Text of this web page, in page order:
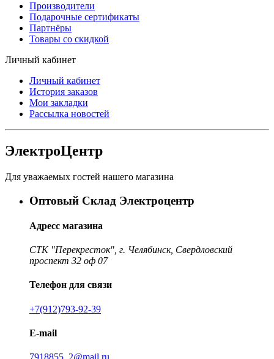
Производители
Подарочные сертификаты
Партнёры
Товары со скидкой
Личный кабинет
Личный кабинет
История заказов
Мои закладки
Рассылка новостей
ЭлектроЦентр
Для уважаемых гостей нашего магазина
Оптовый Склад Электроцентр
Адресс магазина
СТК "Перекресток", г. Челябинск, Свердловский
проспект 32 оф 07
Телефон для связи
+7(912)793-92-39
E-mail